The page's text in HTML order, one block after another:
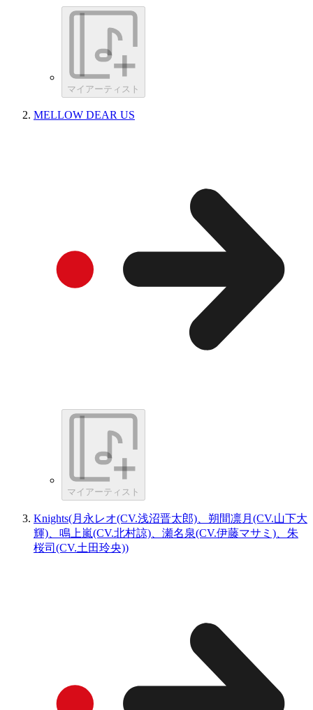
マイアーティスト
MELLOW DEAR US
マイアーティスト
Knights(月永レオ(CV.浅沼晋太郎)、朔間凛月(CV.山下大
輝)、鳴上嵐(CV.北村諒)、瀬名泉(CV.伊藤マサミ)、朱
桜司(CV.土田玲央))